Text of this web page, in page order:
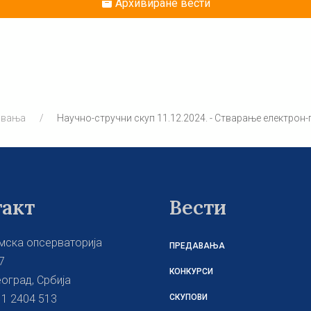
Архивиране вести
Научно-стручни скуп 11.12.2024. - Стварање
опсерваторија
Србија
2404 513
Вести
ПРЕДАВАЊА
КОНКУРСИ
СКУПОВИ